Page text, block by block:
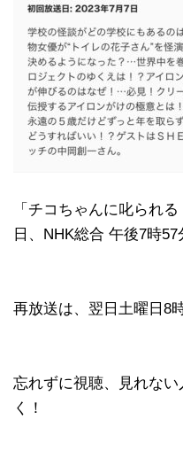
「チコちゃんに叱られ
日、NHK総合 午後7時57
再放送は、翌日土曜日8
忘れずに視聴、見れな
く！